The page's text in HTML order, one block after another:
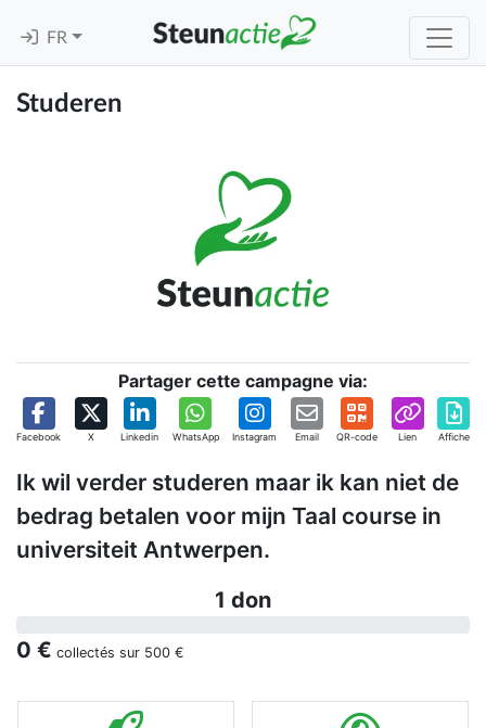
FR
Studeren
Partager cette campagne via:
Facebook X Linkedin WhatsApp Instagram Email QR-code Lien Affiche
Ik wil verder studeren maar ik kan niet de
bedrag betalen voor mijn Taal course in
universiteit Antwerpen.
1 don
0 € collectés sur 500 €